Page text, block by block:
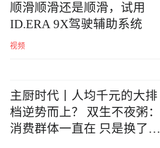
顺滑顺滑还是顺滑，试用
ID.ERA 9X驾驶辅助系统
视频
主厨时代丨人均千元的大排
档逆势而上？ 双生不夜粥：
消费群体一直在 只是换了个